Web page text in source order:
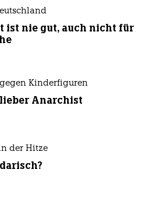
ist nie gut, auch nicht für
Kinderfiguren
Anarchist
der Hitze